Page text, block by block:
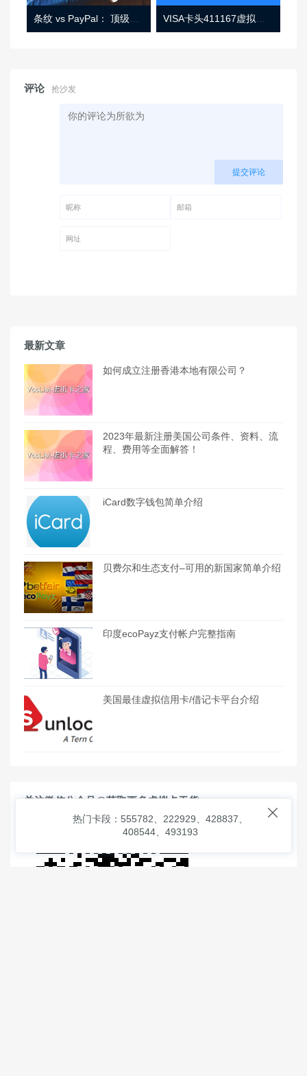
条纹 vs PayPal： 顶级功能， 定价 （和更多！ VISA卡头411167虚拟卡基础信息
评论 抢沙发
提交评论
最新文章
如何成立注册香港本地有限公司？
2023年最新注册美国公司条件、资料、流
程、费用等全面解答！
iCard数字钱包简单介绍
贝费尔和生态支付–可用的新国家简单介绍
印度ecoPayz支付帐户完整指南
美国最佳虚拟信用卡/借记卡平台介绍
关注微信公众号@获取更多虚拟卡干货

热门卡段：555782、222929、428837、
408544、493193